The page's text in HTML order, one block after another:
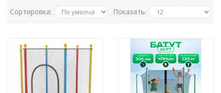
Сортировка:
Показать: